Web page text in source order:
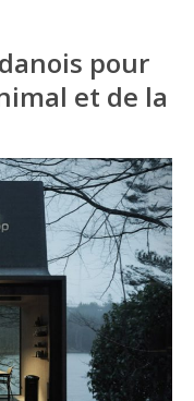
pour
et de la